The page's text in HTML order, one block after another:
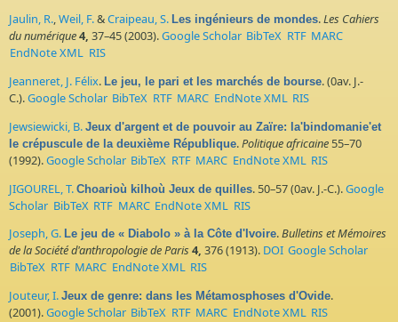
Jaulin, R.,Weil, F.&Craipeau, S. Les ingénieurs de mondes.Les Cahiers
du numérique4, 37–45 (2003).Google Scholar BibTeX RTF MARC
EndNote XML RIS
Jeanneret, J. Félix. Le jeu, le pari et les marchés de bourse. (0av. J.-
C.).Google Scholar BibTeX RTF MARC EndNote XML RIS
Jewsiewicki, B. Jeux d'argent et de pouvoir au Zaïre: la'bindomanie'et
le crépuscule de la deuxième République.Politique africaine 55–70
(1992).Google Scholar BibTeX RTF MARC EndNote XML RIS
JIGOUREL, T. Choarioù kilhoù Jeux de quilles. 50–57 (0av. J.-C.).Google
Scholar BibTeX RTF MARC EndNote XML
RIS
Joseph, G. Le jeu de « Diabolo » à la Côte d'Ivoire.Bulletins et Mémoires
de la Société d'anthropologie de Paris 4, 376 (1913). DOI Google Scholar
BibTeX RTF MARC EndNote XML RIS
Jouteur, I. Jeux de genre: dans les Métamosphoses d'Ovide.
(2001).Google Scholar BibTeX RTF MARC EndNote XML RIS